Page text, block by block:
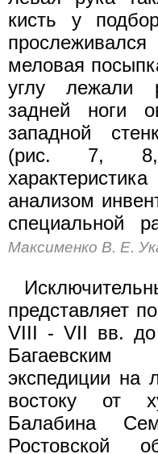
кисть у
меловая
углу лежали
задней ноги
западной
(рис. 7, 8,
анализом
специальной
Максименко В. Е.
представляет
VIII - VII вв. до
Багаевским
экспедиции на
востоку от
Балабина
Ростовской